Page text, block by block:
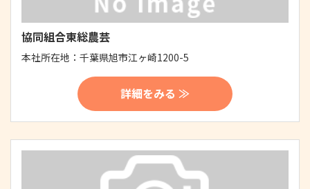
協同組合東総農芸
本社所在地： 千葉県旭市江ヶ崎1200-5
詳細をみる ≫